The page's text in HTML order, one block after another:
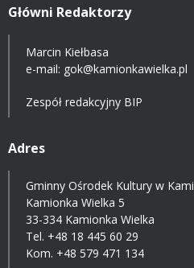
Główni Redaktorzy
Marcin Kiełbasa
e-mail: gok@kamionkawielka.pl
Zespół redakcyjny BIP
Adres
Gminny Ośrodek Kultury w
Kamionka Wielka 5
33-334 Kamionka Wielka
Tel. +48 18 445 60 29
Kom. +48 579 471 134